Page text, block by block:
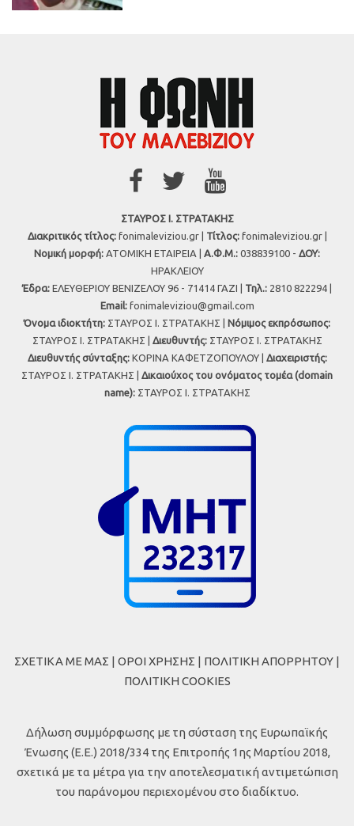
ΣΤΑΥΡΟΣ Ι. ΣΤΡΑΤΑΚΗΣ
Διακριτικός τίτλος:fonimaleviziou.gr | Τίτλος:fonimaleviziou.gr |
Νομική μορφή: ΑΤΟΜΙΚΗ ΕΤΑΙΡΕΙΑ | Α.Φ.Μ.: 038839100 - ΔΟΥ:
ΗΡΑΚΛΕΙΟΥ
Έδρα: ΕΛΕΥΘΕΡΙΟΥ ΒΕΝΙΖΕΛΟΥ 96 - 71414 ΓΑΖΙ | Τηλ.: 2810 822294 |
Εmail: fonimaleviziou@gmail.com
Όνομα ιδιοκτήτη: ΣΤΑΥΡΟΣ Ι. ΣΤΡΑΤΑΚΗΣ | Νόμιμος εκπρόσωπος:
ΣΤΑΥΡΟΣ Ι. ΣΤΡΑΤΑΚΗΣ | Διευθυντής:ΣΤΑΥΡΟΣ Ι. ΣΤΡΑΤΑΚΗΣ
Διευθυντής σύνταξης:ΚΟΡΙΝΑ ΚΑΦΕΤΖΟΠΟΥΛΟΥ | Διαχειριστής:
ΣΤΑΥΡΟΣ Ι. ΣΤΡΑΤΑΚΗΣ | Δικαιούχος του ονόματος τομέα (domain
name):ΣΤΑΥΡΟΣ Ι. ΣΤΡΑΤΑΚΗΣ
ΣΧΕΤΙΚΑ ΜΕ ΜΑΣ | ΟΡΟΙ ΧΡΗΣΗΣ | ΠΟΛΙΤΙΚΗ ΑΠΟΡΡΗΤΟΥ |
ΠΟΛΙΤΙΚΗ COOKIES
Δήλωση συμμόρφωσης με τη σύσταση της Ευρωπαϊκής
Ένωσης (Ε.Ε.) 2018/334 της Επιτροπής 1ης Μαρτίου 2018,
σχετικά με τα μέτρα για την αποτελεσματική αντιμετώπιση
του παράνομου περιεχομένου στο διαδίκτυο.